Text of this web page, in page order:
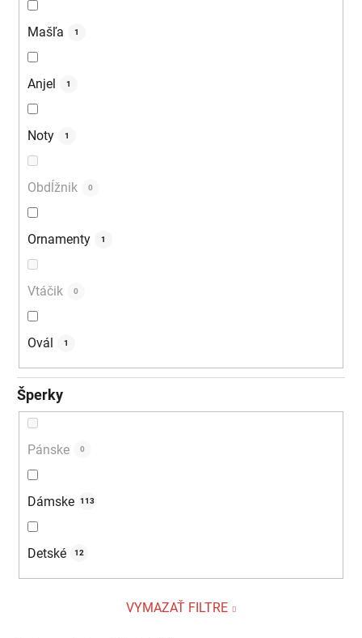
Mašľa 1
Anjel 1
Noty 1
Obdĺžnik 0
Ornamenty 1
Vtáčik 0
Ovál 1
Šperky
Pánske 0
Dámske 113
Detské 12
VYMAZAŤ FILTRE